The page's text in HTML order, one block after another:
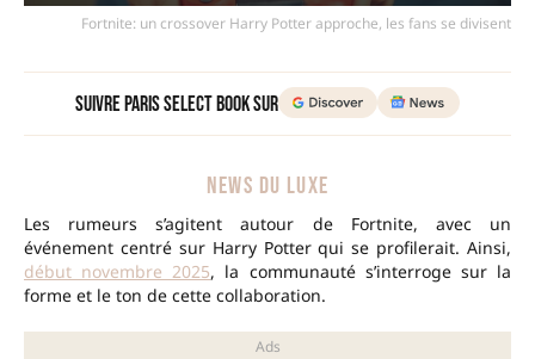
Fortnite: un crossover Harry Potter approche, les fans se divisent
Suivre Paris Select Book sur
NEWS DU LUXE
Les rumeurs s’agitent autour de Fortnite, avec un
événement centré sur Harry Potter qui se profilerait. Ainsi,
début novembre 2025, la communauté s’interroge sur la
forme et le ton de cette collaboration.